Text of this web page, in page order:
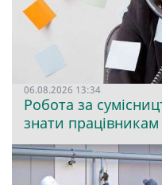
06.08.2026 13:34
Робота за
знати